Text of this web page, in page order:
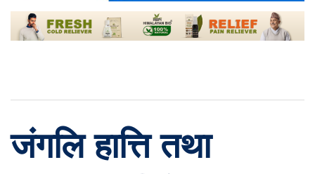
जंगलि हात्ति तथा